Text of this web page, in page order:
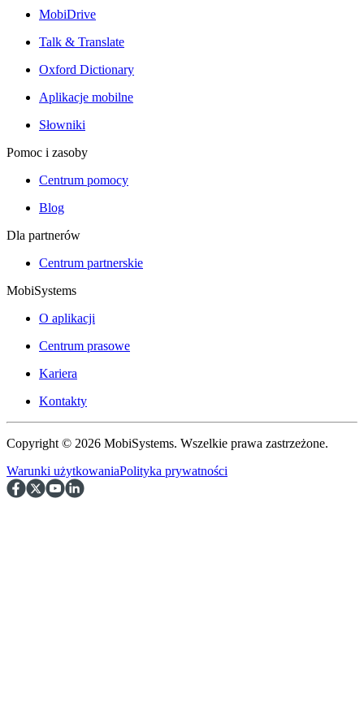
MobiDrive
Talk & Translate
Oxford Dictionary
Aplikacje mobilne
Słowniki
Pomoc i zasoby
Centrum pomocy
Blog
Dla partnerów
Centrum partnerskie
MobiSystems
O aplikacji
Centrum prasowe
Kariera
Kontakty
Copyright © 2026 MobiSystems. Wszelkie prawa zastrzeżone.
Warunki użytkowaniaPolityka prywatności